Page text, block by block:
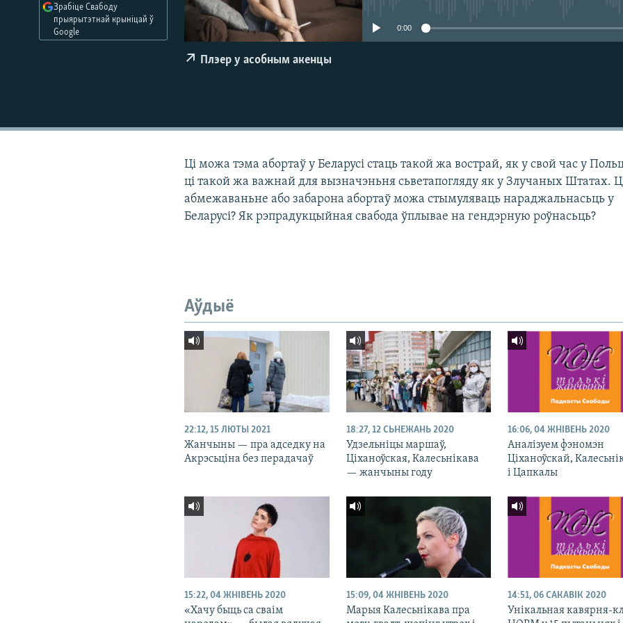
КАЛЯНДАР
НА ХВАЛЯХ СВАБОДЫ
0:00
Плэер у асобным акенцы
Зрабіце Свабоду
прыярытэтнай крыніцай ў
Google
Ці можа тэма абортаў у Беларусі стаць такой жа вострай, як у свой час у
ці такой жа важнай для вызначэньня сьветапогляду як у Злучаных Штатах.
абмежаваньне або забарона абортаў можа стымуляваць нараджальнасьць у
Беларусі? Як рэпрадукцыйная свабода ўплывае на гендэрную роўнасьць?
Аўдыё
22:12, 15 ЛЮТЫ 2021
Жанчыны — пра адседку на
Акрэсьціна без перадачаў
18:27, 12 СЬНЕЖАНЬ 2020
Удзельніцы маршаў,
Ціханоўская, Калесьнікава
— жанчыны году
16:06, 04 ЖНІВЕНЬ 2020
Аналізуем фэномэн
Ціханоўскай,
і Цапкалы
15:22, 04 ЖНІВЕНЬ 2020
«Хачу быць са сваім
15:09, 04 ЖНІВЕНЬ 2020
Марыя Калесьнікава пра
14:51, 06 САКАВІК 2020
Унікальная кавярня-